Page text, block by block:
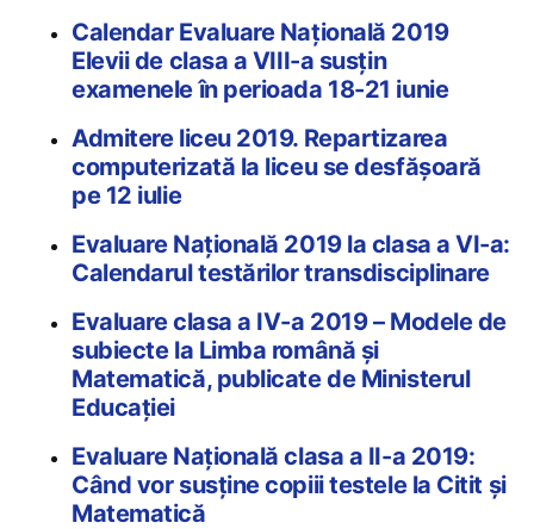
Calendar Evaluare Națională 2019
Elevii de clasa a VIII-a susțin
examenele în perioada 18-21 iunie
Admitere liceu 2019. Repartizarea
computerizată la liceu se desfășoară
pe 12 iulie
Evaluare Națională 2019 la clasa a VI-a:
Calendarul testărilor transdisciplinare
Evaluare clasa a IV-a 2019 – Modele de
subiecte la Limba română și
Matematică, publicate de Ministerul
Educației
Evaluare Națională clasa a II-a 2019:
Când vor susține copiii testele la Citit și
Matematică